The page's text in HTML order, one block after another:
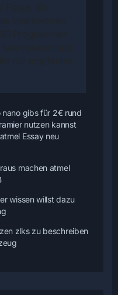
nano gibs für 2€ rund
nutzen kannst
Essay neu
machen atmel
wissen willst dazu
zlks zu beschreiben